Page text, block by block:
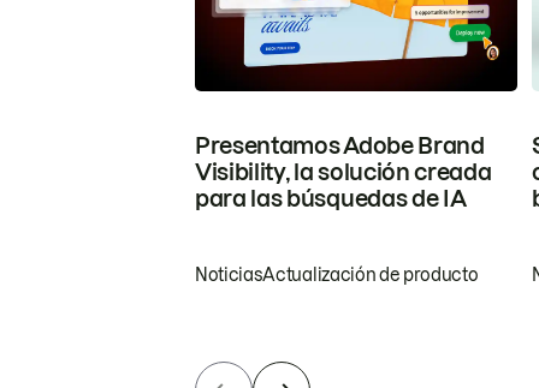
Presentamos Adobe Brand
Visibility, la solución creada
para las búsquedas de IA
NoticiasActualización de producto